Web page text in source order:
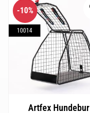
Artfex Hundebur
10%
10014